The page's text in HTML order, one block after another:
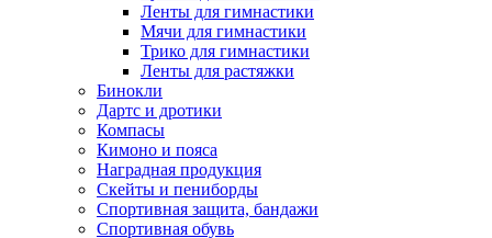
Ленты для гимнастики
Мячи для гимнастики
Трико для гимнастики
Ленты для растяжки
Бинокли
Дартс и дротики
Компасы
Кимоно и пояса
Наградная продукция
Скейты и пениборды
Спортивная защита, бандажи
Спортивная обувь